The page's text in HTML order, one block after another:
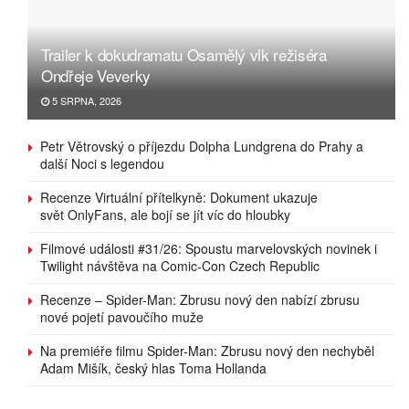
Trailer k dokudramatu Osamělý vlk režiséra
Ondřeje Veverky
5 SRPNA, 2026
Petr Větrovský o příjezdu Dolpha Lundgrena do Prahy a
další Noci s legendou
Recenze Virtuální přítelkyně: Dokument ukazuje
svět OnlyFans, ale bojí se jít víc do hloubky
Filmové události #31/26: Spoustu marvelovských novinek i
Twilight návštěva na Comic-Con Czech Republic
Recenze – Spider-Man: Zbrusu nový den nabízí zbrusu
nové pojetí pavoučího muže
Na premiéře filmu Spider-Man: Zbrusu nový den nechyběl
Adam Mišík, český hlas Toma Hollanda